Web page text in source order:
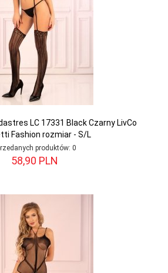
LC 17331 Black Czarny LivCo
Fashion rozmiar - S/L
produktów: 0
58,90 PLN